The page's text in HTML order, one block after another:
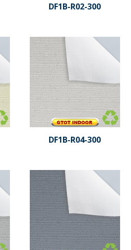
DF1B-R02-300
DF1B-R04-300